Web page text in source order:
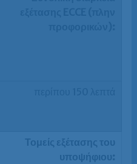
Τομείς εξέτασης του
υποψήφιου: